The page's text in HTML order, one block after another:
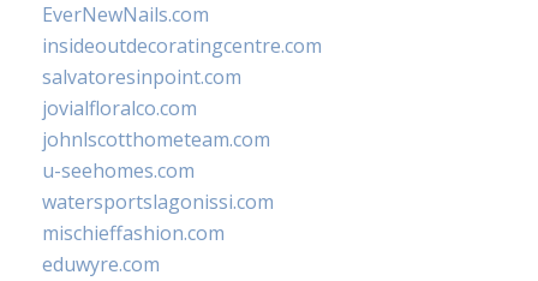
EverNewNails.com
insideoutdecoratingcentre.com
salvatoresinpoint.com
jovialfloralco.com
johnlscotthometeam.com
u-seehomes.com
watersportslagonissi.com
mischieffashion.com
eduwyre.com